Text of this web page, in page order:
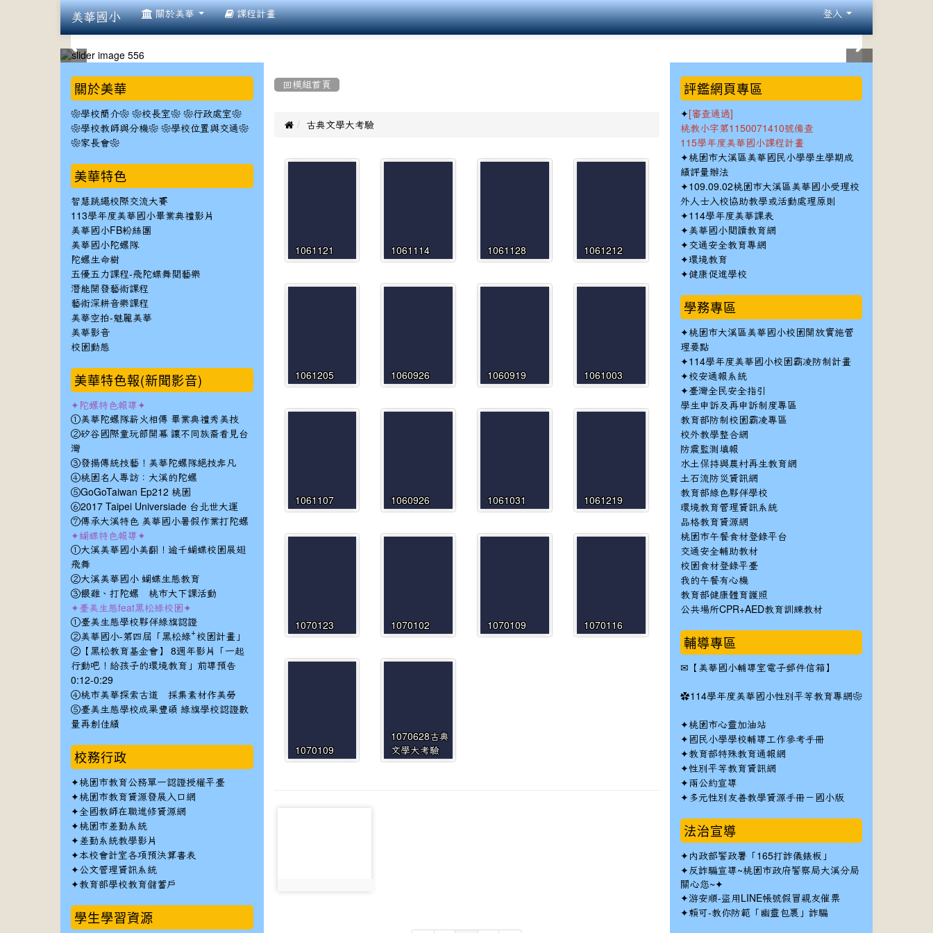
美華國小 關於美華 課程計畫 登入
回模組首頁
 古典文學大考驗
1061121 1061114 1061128 1061212
1061205 1060926 1060919 1061003
1061107 1060926 1061031 1061219
1070123 1070102 1070109 1070116
1070109
1070628古典
文學大考驗
::: 關於美華
❀學校簡介❀ ❀校長室❀ ❀行政處室❀
❀學校教師與分機❀ ❀學校位置與交通❀
❀家長會❀
美華特色
智慧跳繩校際交流大賽
113學年度美華國小畢業典禮影片
美華國小FB粉絲團
美華國小陀螺隊
陀螺生命樹
五優五力課程-飛陀蝶舞閱藝樂
潛能開發藝術課程
藝術深耕音樂課程
美華空拍-魅麗美華
美華影音
校園動態
美華特色報(新聞影音)
✦陀螺特色報導✦
①美華陀螺隊薪火相傳 畢業典禮秀美技
②矽谷國際童玩節開幕 讓不同族裔看見台
灣
③發揚傳統技藝！美華陀螺隊絕技非凡
④桃園名人專訪：大溪的陀螺
⑤GoGoTaiwan Ep212 桃園
⑥2017 Taipei Universiade 台北世大運
⑦傳承大溪特色 美華國小暑假作業打陀螺
✦蝴蝶特色報導✦
①大溪美華國小美翻！逾千蝴蝶校園展翅
飛舞
②大溪美華國小 蝴蝶生態教育
③餵雞、打陀螺 桃市大下課活動
✦臺美生態feat黑松綠校園✦
①臺美生態學校夥伴綠旗認證
②美華國小-第四屆「黑松綠⁺校園計畫」
②【黑松教育基金會】 8週年影片「一起
行動吧！給孩子的環境教育」前導預告
0:12-0:29
④桃市美華探索古道 採集素材作美勞
⑤臺美生態學校成果豐碩 綠旗學校認證數
量再創佳績
校務行政
✦桃園市教育公務單一認證授權平臺
✦桃園市教育資源發展入口網
✦全國教師在職進修資源網
✦桃園市差勤系統
✦ 差勤系統教學影片
✦本校會計室各項預決算書表
✦公文管理資訊系統
✦教育部學校教育儲蓄戶
學生學習資源
::: 評鑑網頁專區
✦ [審查通過]
桃教小字第1150071410號備查
115學年度美華國小課程計畫
✦桃園市大溪區美華國民小學學生學期成
績評量辦法
✦109.09.02桃園市大溪區美華國小受理校
外人士入校協助教學或活動處理原則
✦114學年度美華課表
✦美華國小閱讀教育網
✦ 交通安全教育專網
✦環境教育
✦健康促進學校
學務專區
✦桃園市大溪區美華國小校園開放實施管
理要點
✦114學年度美華國小校園霸凌防制計畫
✦校安通報系統
✦臺灣全民安全指引
學生申訴及再申訴制度專區
教育部防制校園霸凌專區
校外教學整合網
防震監測填報
水土保持與農村再生教育網
土石流防災資訊網
教育部綠色夥伴學校
環境教育管理資訊系統
品格教育資源網
桃園市午餐食材登錄平台
交通安全輔助教材
校園食材登錄平臺
我的午餐有心機
教育部健康體育護照
公共場所CPR+AED教育訓練教材
輔導專區
✉ 【美華國小輔導室電子郵件信箱】
✿114學年度美華國小性別平等教育專網❀
✦桃園市心靈加油站
✦ 國民小學學校輔導工作參考手冊
✦教育部特殊教育通報網
✦性別平等教育資訊網
✦兩公約宣導
✦ 多元性別友善教學資源手冊－國小版
法治宣導
✦ 內政部警政署「165打詐儀錶板」
✦反詐騙宣導~桃園市政府警察局大溪分局
關心您~✦
✦游安順-盜用LINE帳號假冒親友催票
✦賴可-教你防範「幽靈包裹」詐騙